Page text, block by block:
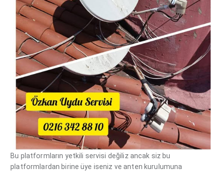
Bu platformların yetkili servisi değiliz ancak siz bu
platformlardan birine üye iseniz ve anten kurulumuna